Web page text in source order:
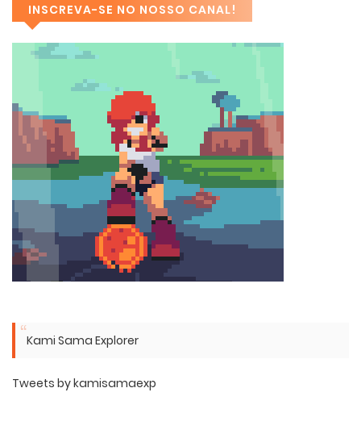
INSCREVA-SE NO NOSSO CANAL!
Kami Sama Explorer
Tweets by kamisamaexp